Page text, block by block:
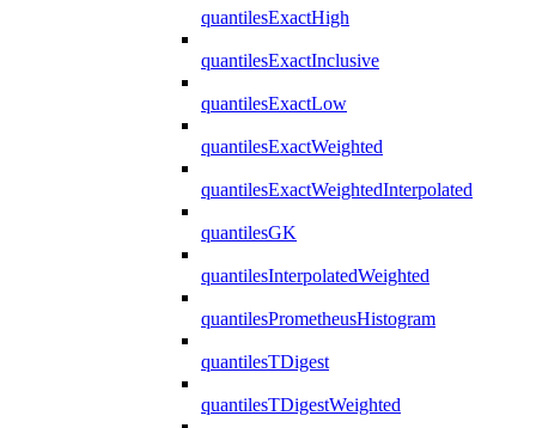
quantilesExactHigh
quantilesExactInclusive
quantilesExactLow
quantilesExactWeighted
quantilesExactWeightedInterpolated
quantilesGK
quantilesInterpolatedWeighted
quantilesPrometheusHistogram
quantilesTDigest
quantilesTDigestWeighted